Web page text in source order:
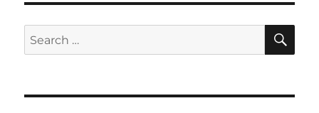
Search
for: